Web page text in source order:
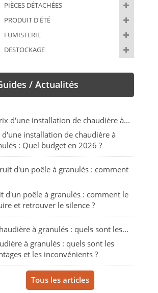
PIÈCES DÉTACHÉES
PRODUIT D'ÉTÉ
FUMISTERIE
DESTOCKAGE
/ Actualités
d'une installation de chaudière à
: Quel budget en 2026 ?
d'un poêle à granulés : comment le
et retrouver le silence ?
à granulés : quels sont les
et les inconvénients ?
Tous les articles